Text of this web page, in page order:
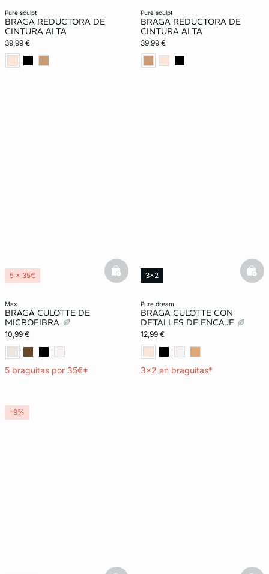
pure sculpt
BRAGA REDUCTORA DE
CINTURA ALTA
39,99 €
pure sculpt
BRAGA REDUCTORA DE
CINTURA ALTA
39,99 €
max
BRAGA CULOTTE DE
MICROFIBRA
10,99 €
5 braguitas por 35€*
5 x 35€
basketfull
pure dream
BRAGA CULOTTE CON
DETALLES DE ENCAJE
12,99 €
3x2 en braguitas*
3x2
Lencería invisible
-9%